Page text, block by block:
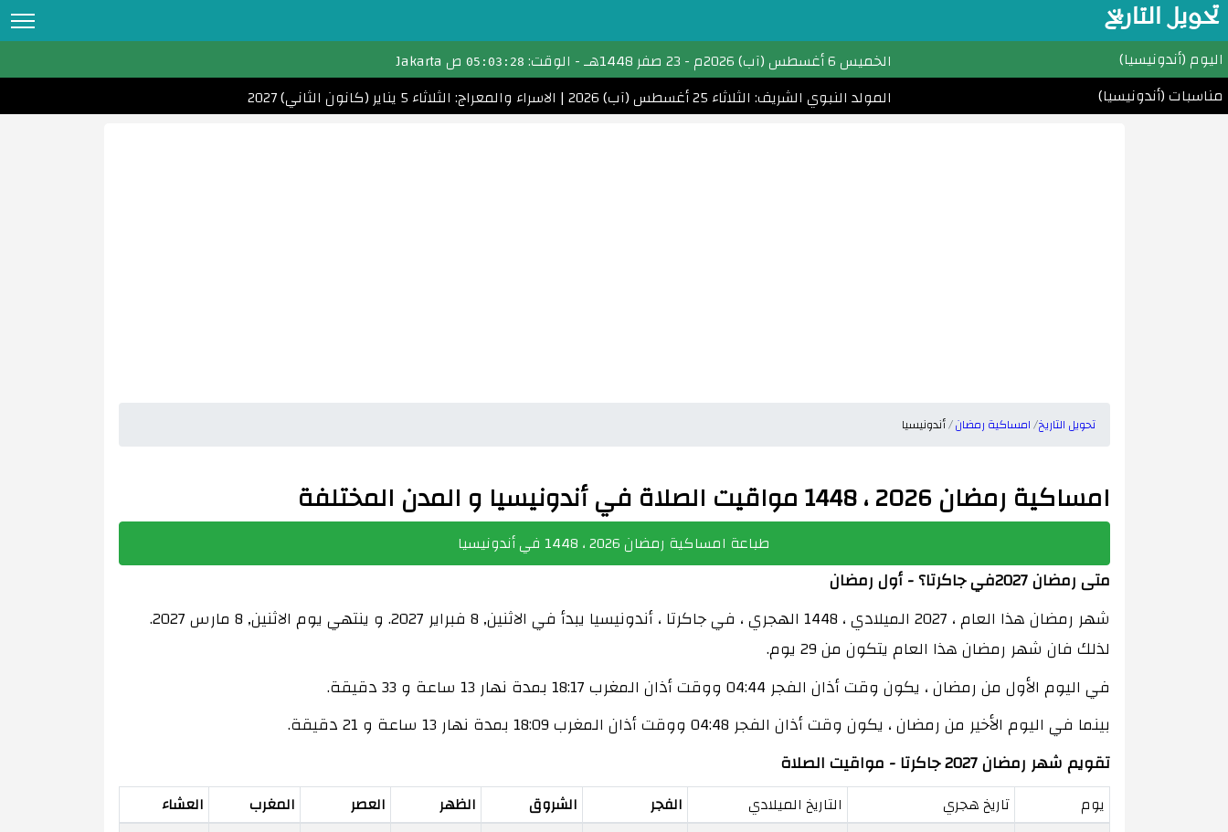
تحويل التاريخ
تحويل التاريخ
التقويم الهجري
اليوم (أندونيسيا) الخميس 6 أغسطس (آب) 2026م - 23 صفر 1448هـ - الوقت: 05:03:29ص Jakarta
مناسبات (أندونيسيا)
المولد النبوي الشريف: الثلاثاء 25 أغسطس (آب) 2026 | الاسراء والمعراج: الثلاثاء 5 يناير (كانون الثاني) 2027
تحويل التاريخ امساكية رمضان أندونيسيا
امساكية رمضان 2026 ، 1448 مواقيت الصلاة في أندونيسيا و المدن المختلفة
طباعة امساكية رمضان 2026 ، 1448 في أندونيسيا
متى رمضان 2027في جاكرتا؟ - أول رمضان
شهر رمضان هذا العام ، 2027 الميلادي ، 1448 الهجري ، في جاكرتا ، أندونيسيا يبدأ في الاثنين, 8 فبراير 2027. و ينتهي يوم الاثنين, 8 مارس 2027.
لذلك فان شهر رمضان هذا العام يتكون من 29 يوم.
في اليوم الأول من رمضان ، يكون وقت أذان الفجر 04:44 ووقت أذان المغرب 18:17 بمدة نهار 13 ساعة و 33 دقيقة.
بينما في اليوم الأخير من رمضان ، يكون وقت أذان الفجر 04:48 ووقت أذان المغرب 18:09 بمدة نهار 13 ساعة و 21 دقيقة.
تقويم شهر رمضان 2027 جاكرتا - مواقيت الصلاة
يوم تاريخ هجري التاريخ الميلادي الفجر الشروق الظهر العصر المغرب
العشاء